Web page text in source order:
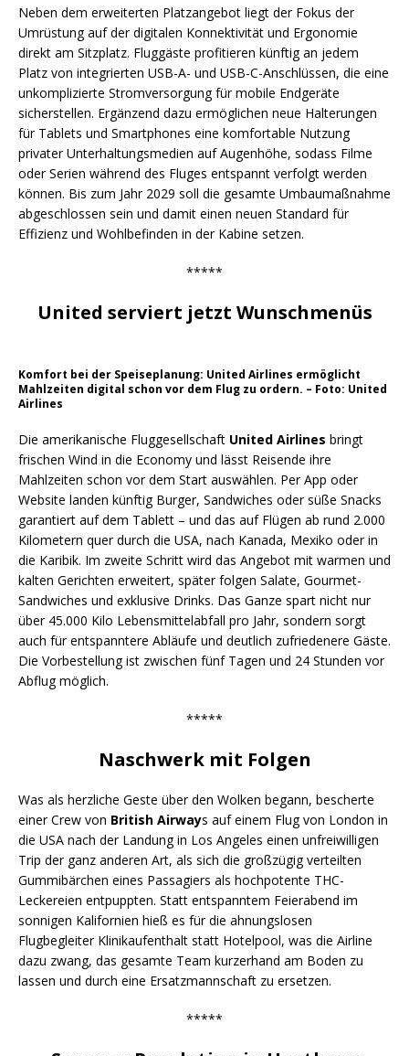
Neben dem erweiterten Platzangebot liegt der Fokus der
Umrüstung auf der digitalen Konnektivität und Ergonomie
direkt am Sitzplatz. Fluggäste profitieren künftig an jedem
Platz von integrierten USB-A- und USB-C-Anschlüssen, die eine
unkomplizierte Stromversorgung für mobile Endgeräte
sicherstellen. Ergänzend dazu ermöglichen neue Halterungen
für Tablets und Smartphones eine komfortable Nutzung
privater Unterhaltungsmedien auf Augenhöhe, sodass Filme
oder Serien während des Fluges entspannt verfolgt werden
können. Bis zum Jahr 2029 soll die gesamte Umbaumaßnahme
abgeschlossen sein und damit einen neuen Standard für
Effizienz und Wohlbefinden in der Kabine setzen.
*****
United serviert jetzt Wunschmenüs
Komfort bei der Speiseplanung: United Airlines ermöglicht
Mahlzeiten digital schon vor dem Flug zu ordern. – Foto: United
Airlines
Die amerikanische Fluggesellschaft United Airlines bringt
frischen Wind in die Economy und lässt Reisende ihre
Mahlzeiten schon vor dem Start auswählen. Per App oder
Website landen künftig Burger, Sandwiches oder süße Snacks
garantiert auf dem Tablett – und das auf Flügen ab rund 2.000
Kilometern quer durch die USA, nach Kanada, Mexiko oder in
die Karibik. Im zweite Schritt wird das Angebot mit warmen und
kalten Gerichten erweitert, später folgen Salate, Gourmet-
Sandwiches und exklusive Drinks. Das Ganze spart nicht nur
über 45.000 Kilo Lebensmittelabfall pro Jahr, sondern sorgt
auch für entspanntere Abläufe und deutlich zufriedenere Gäste.
Die Vorbestellung ist zwischen fünf Tagen und 24 Stunden vor
Abflug möglich.
*****
Naschwerk mit Folgen
Was als herzliche Geste über den Wolken begann, bescherte
einer Crew von British Airways auf einem Flug von London in
die USA nach der Landung in Los Angeles einen unfreiwilligen
Trip der ganz anderen Art, als sich die großzügig verteilten
Gummibärchen eines Passagiers als hochpotente THC-
Leckereien entpuppten. Statt entspanntem Feierabend im
sonnigen Kalifornien hieß es für die ahnungslosen
Flugbegleiter Klinikaufenthalt statt Hotelpool, was die Airline
dazu zwang, das gesamte Team kurzerhand am Boden zu
lassen und durch eine Ersatzmannschaft zu ersetzen.
*****